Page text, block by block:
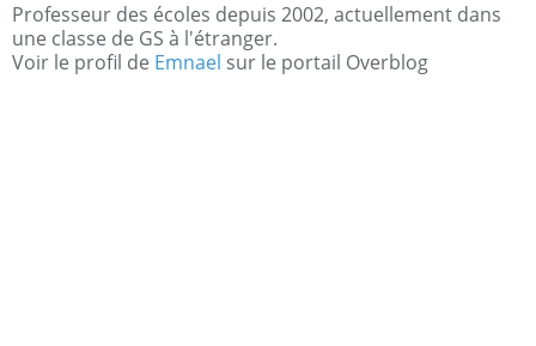
Professeur des écoles depuis 2002, actuellement dans
une classe de GS à l'étranger.
Voir le profil de Emnael sur le portail Overblog